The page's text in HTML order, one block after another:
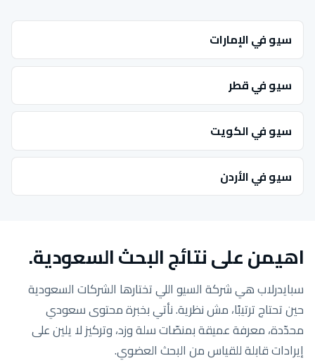
سيو في الإمارات
سيو في قطر
سيو في الكويت
سيو في الأردن
اهيمن على نتائج البحث السعودية.
سبايدرلاب هي شركة السيو اللي تختارها الشركات السعودية
حين تحتاج ترتيبًا، مش نظرية. نأتي بخبرة محتوى سعودي
محدّدة، معرفة عميقة بمنصّات سلة وزد، وتركيز لا يلين على
إيرادات قابلة للقياس من البحث العضوي.